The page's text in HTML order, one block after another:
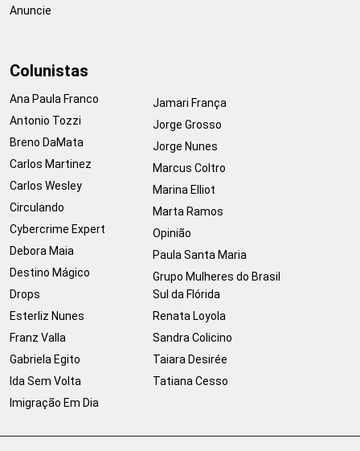
Anuncie
Colunistas
Ana Paula Franco
Antonio Tozzi
Breno DaMata
Carlos Martinez
Carlos Wesley
Circulando
Cybercrime Expert
Debora Maia
Destino Mágico
Drops
Esterliz Nunes
Franz Valla
Gabriela Egito
Ida Sem Volta
Imigração Em Dia
Jamari França
Jorge Grosso
Jorge Nunes
Marcus Coltro
Marina Elliot
Marta Ramos
Opinião
Paula Santa Maria
Grupo Mulheres do Brasil
Sul da Flórida
Renata Loyola
Sandra Colicino
Taiara Desirée
Tatiana Cesso